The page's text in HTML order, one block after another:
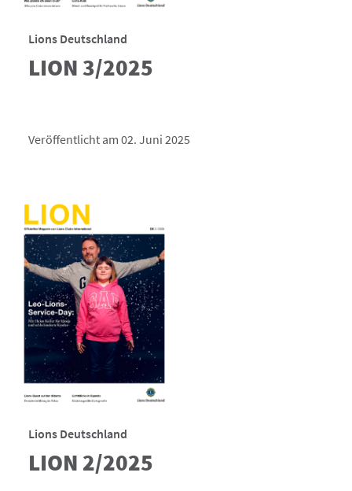
Lions Deutschland
LION 3/2025
Veröffentlicht am 02. Juni 2025
Lions Deutschland
LION 2/2025